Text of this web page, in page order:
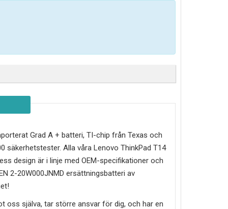
Grad A + batteri, TI-chip från Texas och
Alla våra Lenovo ThinkPad T14
design är i linje med OEM-specifikationer och
2-20W000JNMD ersättningsbatteri av
oss själva, tar större ansvar för dig, och har en